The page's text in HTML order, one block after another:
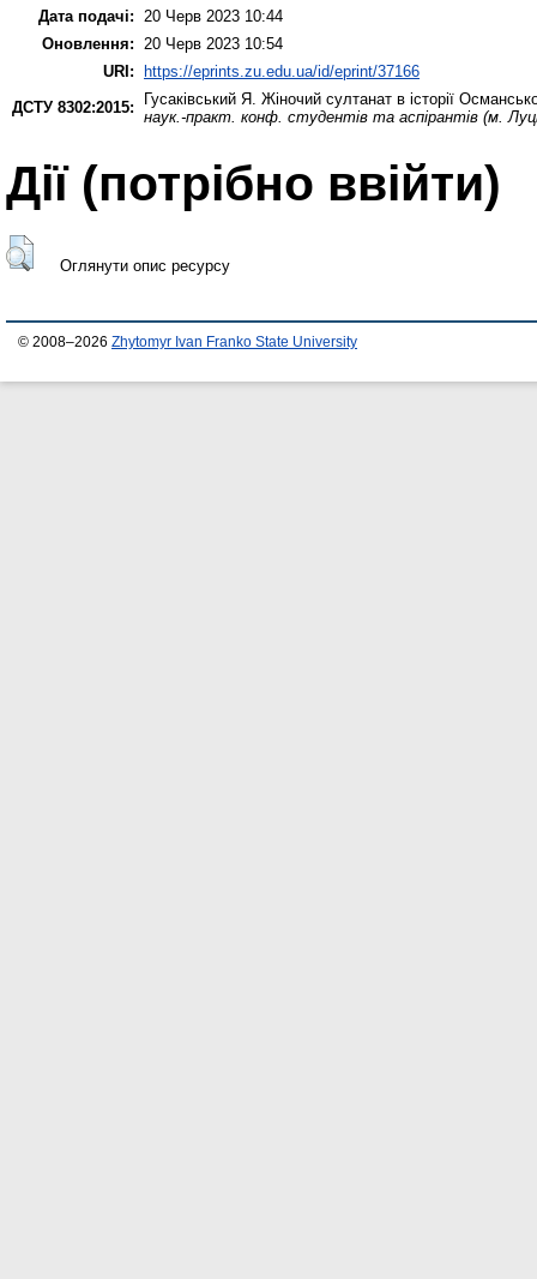
Дата подачі: 20 Черв 2023 10:44
Оновлення: 20 Черв 2023 10:54
URI:
https://eprints.zu.edu.ua/id/eprint/37166
ДСТУ 8302:2015:
Гусаківський Я. Жіночий султанат в історії
наук.-практ. конф. студентів та аспірантів (м.
Дії ​​(потрібно ввійти)
Оглянути опис ресурсу
© 2008–2026 Zhytomyr Ivan Franko State University